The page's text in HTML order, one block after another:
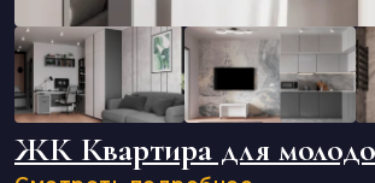
ЖК Квартира для